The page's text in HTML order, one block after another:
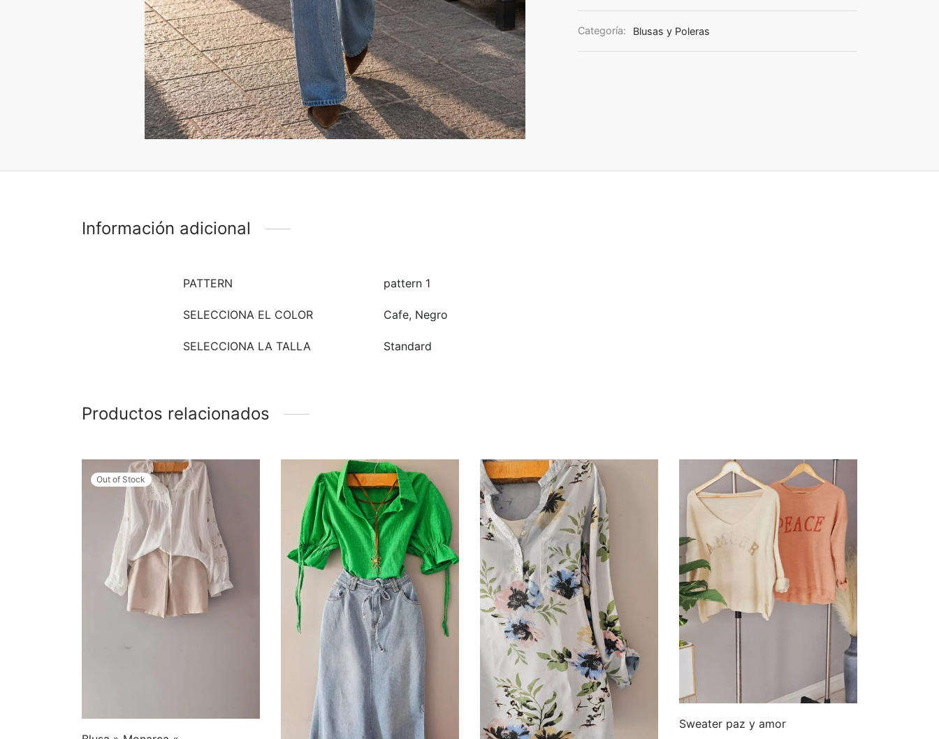
Categoría: Blusas y Poleras
Información adicional
PATTERN pattern 1
SELECCIONA EL COLOR Cafe, Negro
SELECCIONA LA TALLA Standard
Productos relacionados
Out of Stock
Sweater paz y amor